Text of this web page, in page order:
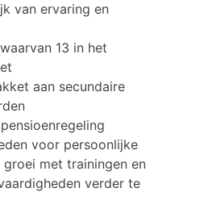
van ervaring en
13 in het
aan secundaire
voor persoonlijke
met trainingen en
verder te